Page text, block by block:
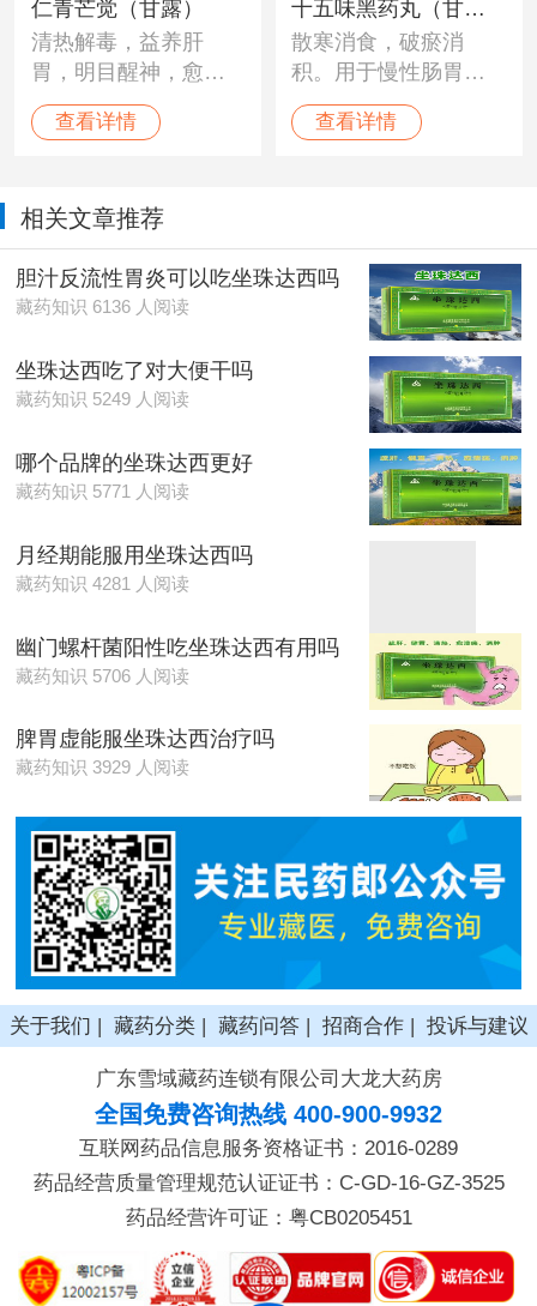
仁青芒觉（甘露）
清热解毒，益养肝
胃，明目醒神，愈
疮，滋补强身。用于
自然毒、食物毒、配
道溃疡，急慢性肠胃
炎，萎缩性胃炎，腹
水，麻风病等。
查看详情
十五味黑药丸（甘
露）
散寒消食，破瘀消
积。用于慢性肠胃
炎、胃出血、胃冷
痛、消化不良、食欲
查看详情
相关文章推荐
胆汁反流性胃炎可以吃坐珠达西吗
藏药知识 6136 人阅读
坐珠达西吃了对大便干吗
藏药知识 5249 人阅读
哪个品牌的坐珠达西更好
藏药知识 5771 人阅读
月经期能服用坐珠达西吗
藏药知识 4281 人阅读
幽门螺杆菌阳性吃坐珠达西有用吗
藏药知识 5706 人阅读
脾胃虚能服坐珠达西治疗吗
藏药知识 3929 人阅读
关于我们 | 藏药分类| 藏药问答| 招商合作| 投诉与建议
广东雪域藏药连锁有限公司大龙大药房
全国免费咨询热线 400-900-9932
互联网药品信息服务资格证书：2016-0289
药品经营质量管理规范认证证书：C-GD-16-GZ-3525
药品经营许可证：粤CB0205451